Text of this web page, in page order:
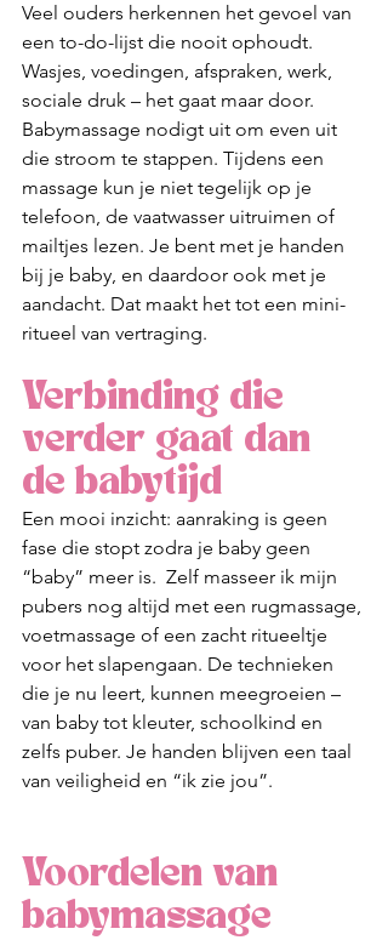
Veel ouders herkennen het gevoel van
een to-do-lijst die nooit ophoudt.
Wasjes, voedingen, afspraken, werk,
sociale druk – het gaat maar door.
Babymassage nodigt uit om even uit
die stroom te stappen. Tijdens een
massage kun je niet tegelijk op je
telefoon, de vaatwasser uitruimen of
mailtjes lezen. Je bent met je handen
bij je baby, en daardoor ook met je
aandacht. Dat maakt het tot een mini-
ritueel van vertraging.
Verbinding die
verder gaat dan
de babytijd
Een mooi inzicht: aanraking is geen
fase die stopt zodra je baby geen
“baby” meer is.  Zelf masseer ik mijn
pubers nog altijd met een rugmassage,
voetmassage of een zacht ritueeltje
voor het slapengaan. De technieken
die je nu leert, kunnen meegroeien –
van baby tot kleuter, schoolkind en
zelfs puber. Je handen blijven een taal
van veiligheid en “ik zie jou”.
Voordelen van
babymassage